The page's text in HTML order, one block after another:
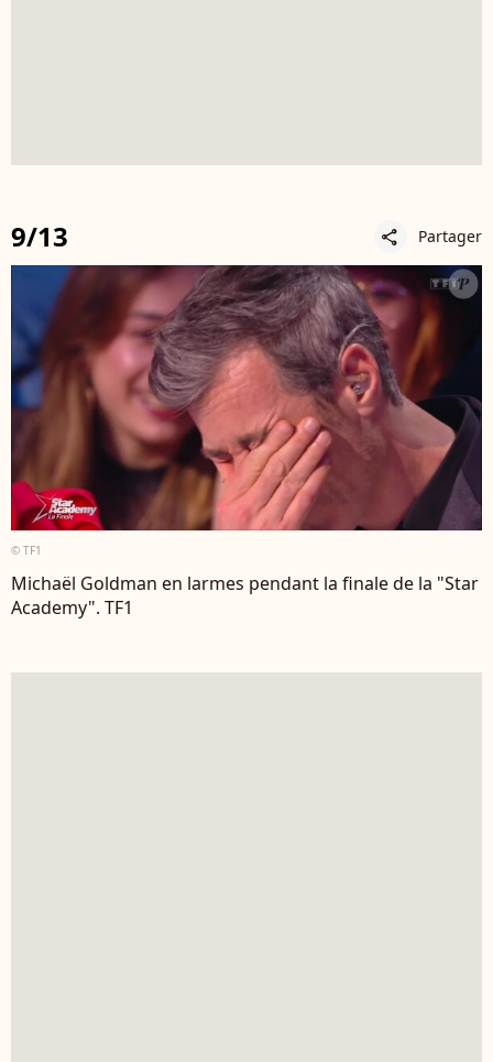
9/13 share Partager
© TF1
Michaël Goldman en larmes pendant la finale de la "Star
Academy". TF1